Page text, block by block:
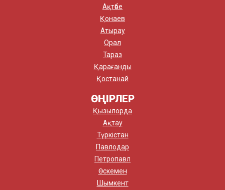
Ақтөбе
Қонаев
Атырау
Орал
Тараз
Қарағанды
Қостанай
ӨҢІРЛЕР
Қызылорда
Ақтау
Түркістан
Павлодар
Петропавл
Өскемен
Шымкент